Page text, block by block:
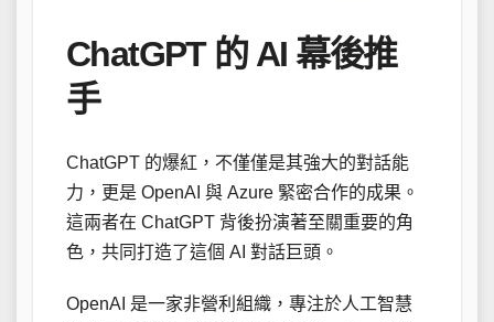
ChatGPT 的 AI 幕後推
手
ChatGPT 的爆紅，不僅僅是其強大的對話能
力，更是 OpenAI 與 Azure 緊密合作的成果。
這兩者在 ChatGPT 背後扮演著至關重要的角
色，共同打造了這個 AI 對話巨頭。
OpenAI 是一家非營利組織，專注於人工智慧